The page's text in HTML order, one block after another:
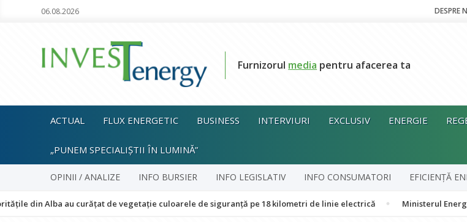
06.08.2026 DESPRE
Furnizorul media pentru afacerea ta
ACTUAL FLUX ENERGETIC BUSINESS INTERVIURI EXCLUSIV ENERGIE
„PUNEM SPECIALIȘTII ÎN LUMINĂ”
OPINII / ANALIZE INFO BURSIER INFO LEGISLATIV INFO CONSUMATORI EFICIENȚĂ
Alba au curățat de vegetație culoarele de siguranță pe 18 kilometri de linie electrică Ministerul Energiei face